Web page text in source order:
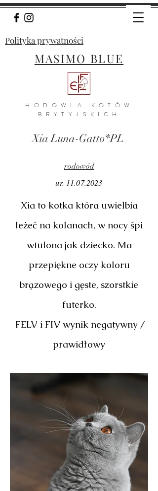
MASIMO BLUE
H ODOWLA KOTÓW
BRYTYJSKICH
Polityka prywatności
Xia Luna-Gatto*PL
rodowód
ur. 11.07.2023
Xia to kotka która uwielbia
leżeć na kolanach, w nocy śpi
wtulona jak dziecko. Ma
przepiękne oczy koloru
brązowego i gęste, szorstkie
futerko.
FELV i FIV wynik negatywny /
prawidłowy